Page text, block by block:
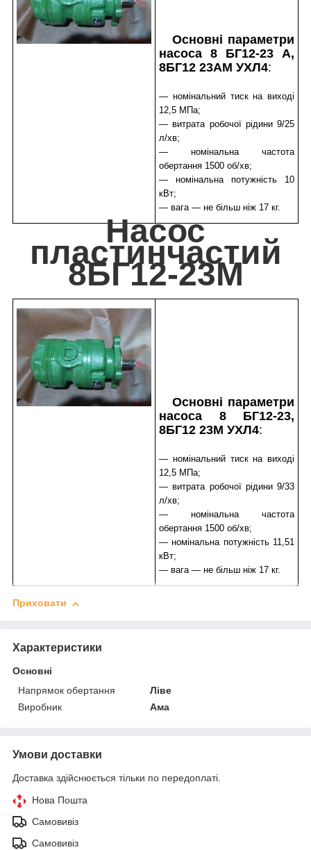
Основні параметри
насоса 8 БГ12-23 А,
8БГ12 23АМ УХЛ4:
— номінальний тиск на виході
12,5 МПа;
— витрата робочої рідини 9/25
л/хв;
— номінальна частота
обертання 1500 об/хв;
— номінальна потужність 10
кВт;
— вага — не більш ніж 17 кг.
Насос
пластинчастий
8БГ12-23М
Основні параметри
насоса 8 БГ12-23,
8БГ12 23М УХЛ4:
— номінальний тиск на виході
12,5 МПа;
— витрата робочої рідини 9/33
л/хв;
— номінальна частота
обертання 1500 об/хв;
— номінальна потужність 11,51
кВт;
— вага — не більш ніж 17 кг.
Приховати
Характеристики
Основні
Напрямок обертання
Ліве
Виробник
Ама
Умови доставки
Доставка здійснюється тільки по передоплаті.
Нова Пошта
Самовивіз
Самовивіз